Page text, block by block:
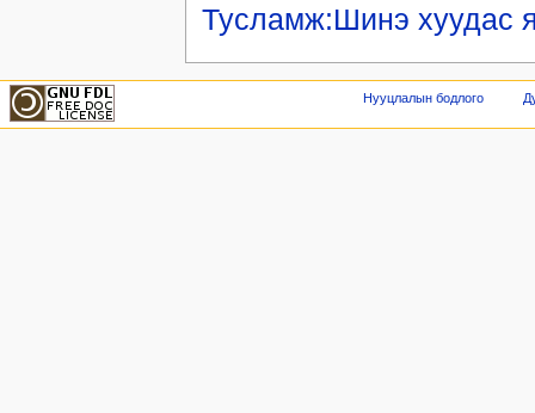
Тусламж:Шинэ хуудас
Нууцлалын бодлого